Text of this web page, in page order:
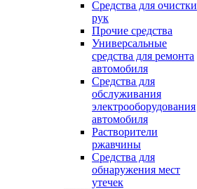
Средства для очистки
рук
Прочие средства
Универсальные
средства для ремонта
автомобиля
Средства для
обслуживания
электрооборудования
автомобиля
Растворители
ржавчины
Средства для
обнаружения мест
утечек